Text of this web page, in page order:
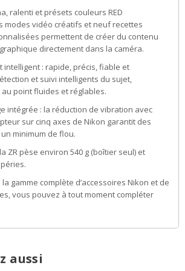
ralenti et présets couleurs RED
modes vidéo créatifs et neuf recettes
permettent de créer du contenu
directement dans la caméra.
intelligent : rapide, précis, fiable et
et suivi intelligents du sujet,
point fluides et réglables.
intégrée : la réduction de vibration avec
sur cinq axes de Nikon garantit des
minimum de flou.
ZR pèse environ 540 g (boîtier seul) et
gamme complète d’accessoires Nikon et de
vous pouvez à tout moment compléter
aussi